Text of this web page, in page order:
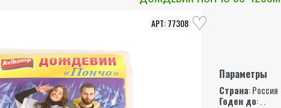
77308
Параметры
Страна: Россия
Годен до: . .